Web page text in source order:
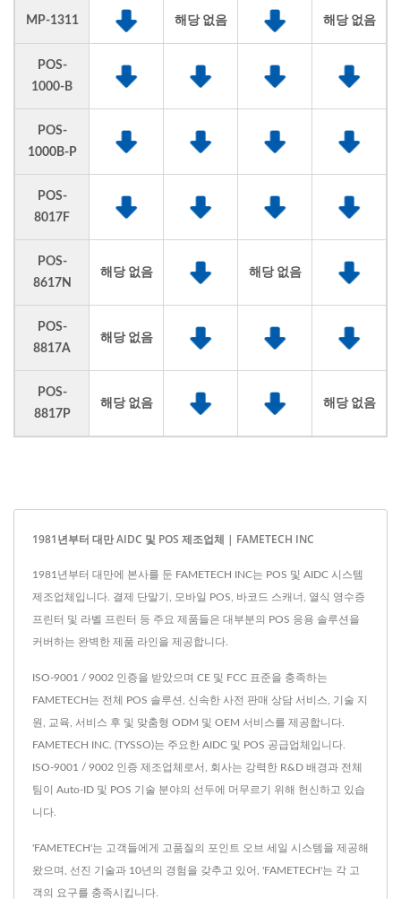
MP-1311 해당 없음 해당 없음
POS-
1000-B
POS-
1000B-P
POS-
8017F
POS-
8617N
해당 없음 해당 없음
POS-
8817A
해당 없음
POS-
8817P
해당 없음 해당 없음
1981년부터 대만 AIDC 및 POS 제조업체 | FAMETECH INC
1981년부터 대만에 본사를 둔 FAMETECH INC는 POS 및 AIDC 시스템
제조업체입니다. 결제 단말기, 모바일 POS, 바코드 스캐너, 열식 영수증
프린터 및 라벨 프린터 등 주요 제품들은 대부분의 POS 응용 솔루션을
커버하는 완벽한 제품 라인을 제공합니다.
ISO-9001 / 9002 인증을 받았으며 CE 및 FCC 표준을 충족하는
FAMETECH는 전체 POS 솔루션, 신속한 사전 판매 상담 서비스, 기술 지
원, 교육, 서비스 후 및 맞춤형 ODM 및 OEM 서비스를 제공합니다.
FAMETECH INC. (TYSSO)는 주요한 AIDC 및 POS 공급업체입니다.
ISO-9001 / 9002 인증 제조업체로서, 회사는 강력한 R&D 배경과 전체
팀이 Auto-ID 및 POS 기술 분야의 선두에 머무르기 위해 헌신하고 있습
니다.
'FAMETECH'는 고객들에게 고품질의 포인트 오브 세일 시스템을 제공해
왔으며, 선진 기술과 10년의 경험을 갖추고 있어, 'FAMETECH'는 각 고
객의 요구를 충족시킵니다.